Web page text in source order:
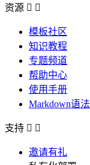
资源  
模板社区
知识教程
专题频道
帮助中心
使用手册
Markdown语法
支持  
邀请有礼